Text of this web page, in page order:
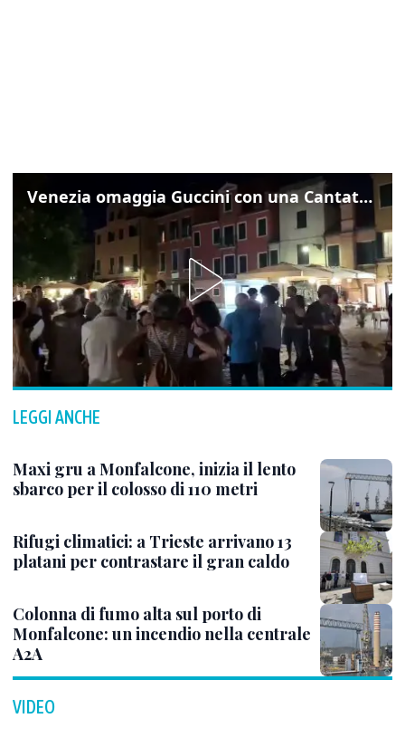
Venezia omaggia Guccini con una Cantata Anarchica in campo Santa Margherita
LEGGI ANCHE
Maxi gru a Monfalcone, inizia il lento
sbarco per il colosso di 110 metri
Rifugi climatici: a Trieste arrivano 13
platani per contrastare il gran caldo
Colonna di fumo alta sul porto di
Monfalcone: un incendio nella centrale
A2A
VIDEO